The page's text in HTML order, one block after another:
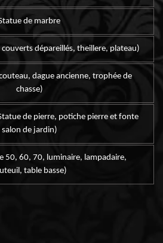
de marbre
dépareillés, theillere, plateau)
dague ancienne, trophée de
chasse)
de pierre, potiche pierre et fonte
salon de jardin)
50, 60, 70, luminaire, lampadaire,
table basse)